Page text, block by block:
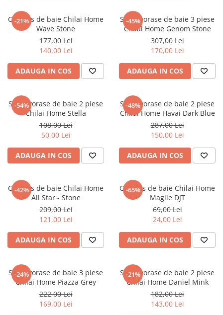
-21%
Covoras de baie Chilai Home
Wave Stone
177,00 Lei
140,00 Lei
ADAUGA IN COS
-45%
Set covorase de baie 3 piese
Chilai Home Genom Stone
307,00 Lei
170,00 Lei
ADAUGA IN COS
-54%
Set covorase de baie 2 piese
Chilai Home Stella
108,00 Lei
50,00 Lei
ADAUGA IN COS
-48%
Set covorase de baie 2 piese
Chilai Home Havai Dark Blue
287,00 Lei
150,00 Lei
ADAUGA IN COS
-42%
Covoras de baie Chilai Home
All Star - Stone
209,00 Lei
121,00 Lei
ADAUGA IN COS
-65%
Covoras de baie Chilai Home
Maglie DJT
69,00 Lei
24,00 Lei
ADAUGA IN COS
-24%
Set covorase de baie 3 piese
Chilai Home Piazza Grey
222,00 Lei
169,00 Lei
-21%
Set covorase de baie 2 piese
Chilai Home Daniel Mink
182,00 Lei
143,00 Lei